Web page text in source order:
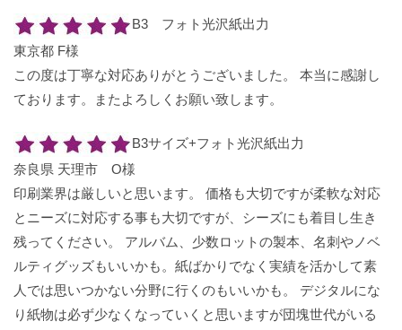
B3 フォト光沢紙出力
東京都 F様
この度は丁寧な対応ありがとうございました。 本当に感謝し
ております。またよろしくお願い致します。
B3サイズ+フォト光沢紙出力
奈良県 天理市 O様
印刷業界は厳しいと思います。 価格も大切ですが柔軟な対応
とニーズに対応する事も大切ですが、シーズにも着目し生き
残ってください。 アルバム、少数ロットの製本、名刺やノベ
ルティグッズもいいかも。紙ばかりでなく実績を活かして素
人では思いつかない分野に行くのもいいかも。 デジタルにな
り紙物は必ず少なくなっていくと思いますが団塊世代がいる